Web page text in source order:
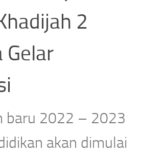
2
Gelar
baru 2022 – 2023
akan dimulai